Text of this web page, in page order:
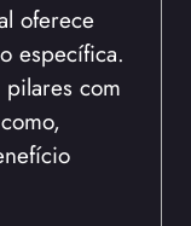
oferece
específica.
com